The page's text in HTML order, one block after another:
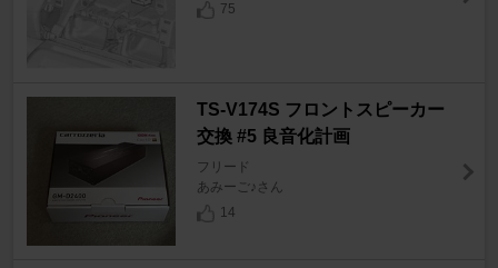
75
TS-V174S フロントスピーカー
交換 #5 良音化計画
フリード
あみーご♪さん
14